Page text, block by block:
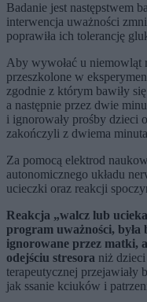
Badanie jest następstwem
interwencja uważności
poprawiła ich tolerancję
Aby wywołać u niemowląt
przeszkolone w
zgodnie z którym bawiły
a następnie przez dwie
i ignorowały prośby dzieci
zakończyli z dwiema
Za pomocą elektrod
autonomicznego układu
ucieczki oraz reakcji
Reakcja „walcz lub
program uważności,
ignorowane przez matki,
odejściu stresora niż
terapeutycznej przejawiały
jak ssanie kciuków i